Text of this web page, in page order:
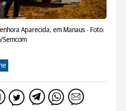
Aparecida, em Manaus - Foto:
Semcom